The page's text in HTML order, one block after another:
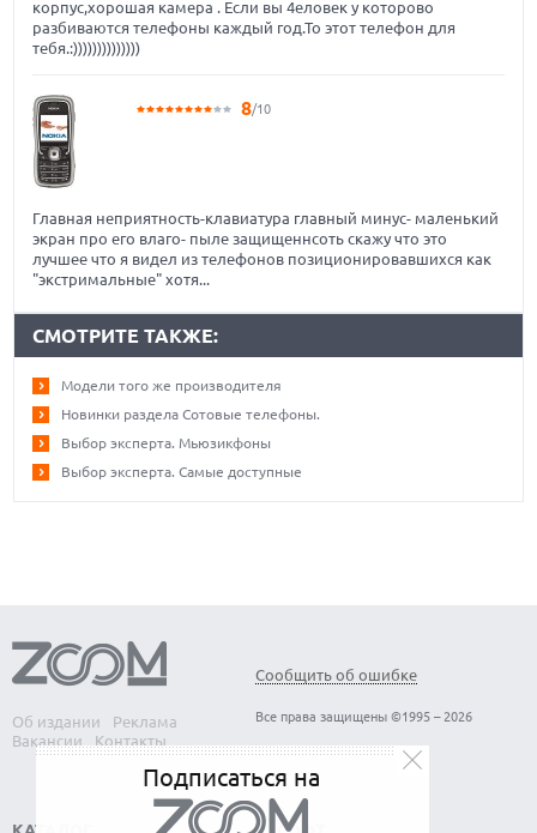
корпус,хорошая камера . Если вы 4еловек у которово
разбиваются телефоны каждый год.То этот телефон для
тебя.:))))))))))))))
8/10
Главная неприятность-клавиатура главный минус- маленький
экран про его влаго- пыле защищеннсоть скажу что это
лучшее что я видел из телефонов позиционировавшихся как
"экстримальные" хотя...
СМОТРИТЕ ТАКЖЕ:
Модели того же производителя
Новинки раздела Сотовые телефоны.
Выбор эксперта. Мьюзикфоны
Выбор эксперта. Самые доступные
Об издании
Реклама
Вакансии
Контакты
Сообщить об ошибке
Все права защищены ©1995 – 2026
Подписаться на